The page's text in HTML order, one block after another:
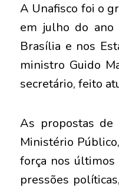
A Unafisco foi o
em julho do ano
Brasília e nos
ministro Guido
secretário, feito
As propostas de
Ministério
força nos últimos
pressões